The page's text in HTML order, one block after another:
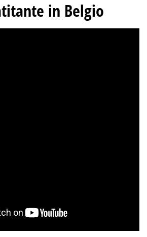
in Belgio